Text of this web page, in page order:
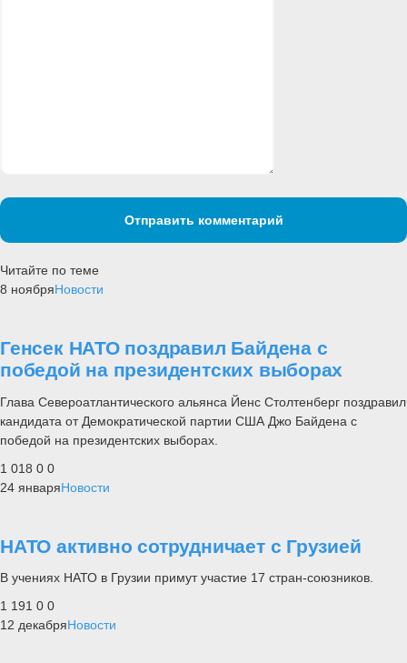
Отправить комментарий
Читайте по теме
8 ноябряНовости
Генсек НАТО поздравил Байдена с
победой на президентских выборах
Глава Североатлантического альянса Йенс Столтенберг поздравил
кандидата от Демократической партии США Джо Байдена с
победой на президентских выборах.
1 018 0 0
24 январяНовости
НАТО активно сотрудничает с Грузией
В учениях НАТО в Грузии примут участие 17 стран-союзников.
1 191 0 0
12 декабряНовости